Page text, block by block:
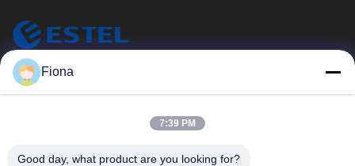
ESTEL (GUANGDONG) TECHNOLOGY CO., LTD.
Casa.
Nuovo
Fiona
7:39 PM
Good day, what product are you looking for?